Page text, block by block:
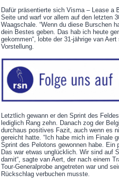
Dafür präsentierte sich Visma – Lease a
Seite und warf vor allem auf den letzten
Waagschale. “Wenn du diese Burschen
dein Bestes geben. Das hab ich heute
gekommen“, lobte der 31-jährige van
Vorstellung.
Letztlich gewann er den Sprint des
lediglich Rang zehn. Danach zog der
durchaus positives Fazit, auch wenn es
gereicht hatte. “Ich habe mich im Finale
Sprint des Pelotons gewonnen habe. Ein
Das war etwas unglücklich. Wir sind auf
damit“, sagte van Aert, der nach einem
Tour-Generalprobe angetreten war und
Rückschlag verbuchen musste.